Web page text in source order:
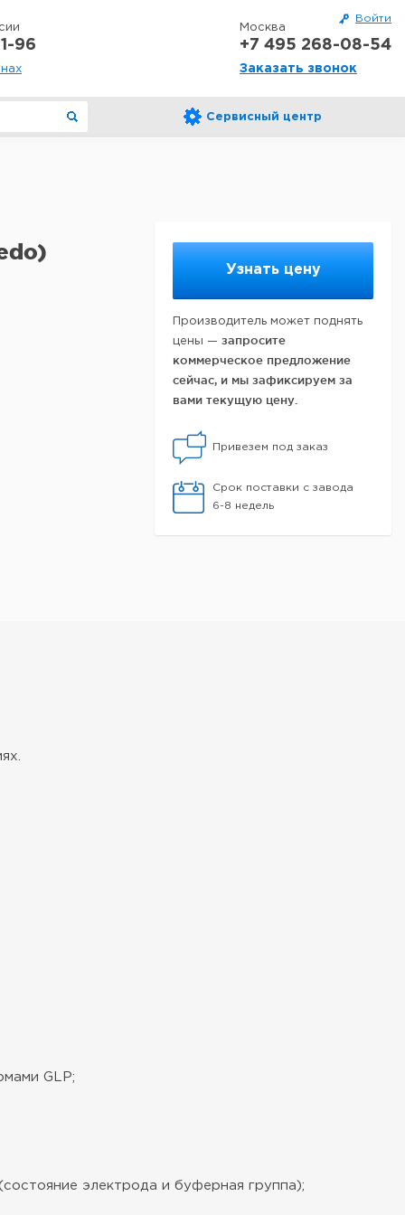
Войти
96
Москва
+7 495 268-08-54
Заказать звонок
Сервисный центр
Узнать цену
Производитель может поднять
цены — запросите
коммерческое предложение
сейчас, и мы зафиксируем за
вами текущую цену.
Привезем под заказ
Срок поставки с завода
6-8 недель
GLP;
электрода и буферная группа);